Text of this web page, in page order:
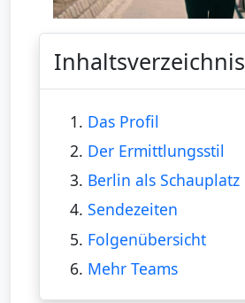
Inhaltsverzeichnis
1. Das Profil
2. Der Ermittlungsstil
3. Berlin als Schauplatz
4. Sendezeiten
5. Folgenübersicht
6. Mehr Teams